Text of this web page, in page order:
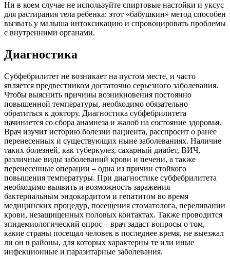
Ни в коем случае не используйте спиртовые настойки и уксус
для растирания тела ребенка: этот «бабушкин» метод способен
вызвать у малыша интоксикацию и спровоцировать проблемы
с внутренними органами.
Диагностика
Субфебрилитет не возникает на пустом месте, и часто
является предвестником достаточно серьезного заболевания.
Чтобы выяснить причины возникновения постоянно
повышенной температуры, необходимо обязательно
обратиться к доктору. Диагностика субфебрилитета
начинается со сбора анамнеза и жалоб на состояние здоровья.
Врач изучит историю болезни пациента, расспросит о ранее
перенесенных и существующих ныне заболеваниях. Наличие
таких болезней, как туберкулез, сахарный диабет, ВИЧ,
различные виды заболеваний крови и печени, а также
перенесенные операции – одна из причин стойкого
повышения температуры. При диагностике субфебрилитета
необходимо выявить и возможность заражения
бактериальным эндокардитом и гепатитом во время
медицинских процедур, посещения стоматолога, переливании
крови, незащищенных половых контактах. Также проводится
эпидемиологический опрос – врач задаст вопросы о том,
какие страны посещал человек в последнее время, не выезжал
ли он в районы, для которых характерны те или иные
инфекционные и паразитарные заболевания.